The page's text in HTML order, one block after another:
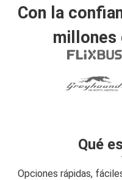
Con la
millones
Qué
Opciones rápidas,